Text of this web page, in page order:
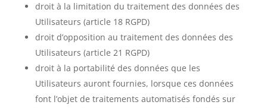
droit à la limitation du traitement des données des
Utilisateurs (article 18 RGPD)
droit d’opposition au traitement des données des
Utilisateurs (article 21 RGPD)
droit à la portabilité des données que les
Utilisateurs auront fournies, lorsque ces données
font l’objet de traitements automatisés fondés sur